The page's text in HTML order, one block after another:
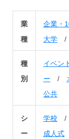
業
種
企業・
大学/
種
別
イベン
ー /
公共
シ
ー
学校 /
成人式